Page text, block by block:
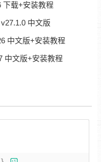
下载+安装教程
中文版
中文版+安装教程
中文版+安装教程